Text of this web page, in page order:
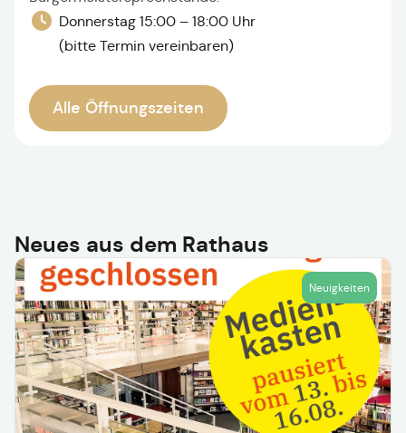
Donnerstag 15:00 – 18:00 Uhr
(bitte Termin vereinbaren)
Alle Öffnungszeiten
Neues aus dem Rathaus
Neuigkeiten